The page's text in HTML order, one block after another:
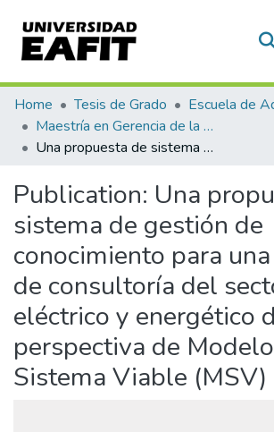
Communities & Collections
All of DSpace
Home Tesis de Grado
Escuela de
Maestría en Gerencia de la Innovación y el Conocimiento (tesis)
Una propuesta de sistema de gestión de conocimiento para una empresa de consultoría del sector eléctrico y energético desde la perspectiva de Modelo de Sistema Viable (MSV)
Publication: Una
sistema de gestión de
conocimiento para
de consultoría del
eléctrico y energético
perspectiva de
Sistema Viable (MSV)